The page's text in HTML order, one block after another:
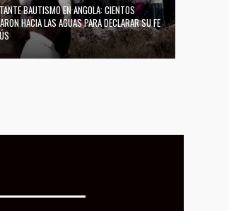
BAUTISMO EN ANGOLA: CIENTOS
HACIA LAS AGUAS PARA DECLARAR SU FE